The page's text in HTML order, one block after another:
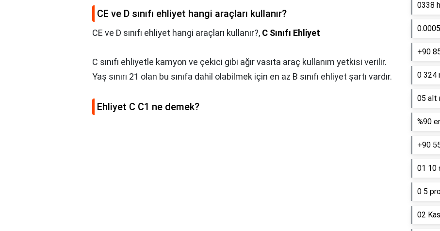
CE ve D sınıfı ehliyet hangi araçları kullanır?
CE ve D sınıfı ehliyet hangi araçları kullanır?, C Sınıfı Ehliyet
C sınıfı ehliyetle kamyon ve çekici gibi ağır vasıta araç kullanım yetkisi verilir.
Yaş sınırı 21 olan bu sınıfa dahil olabilmek için en az B sınıfı ehliyet şartı vardır.
Ehliyet C C1 ne demek?
0338
+90
0 324
05 alt
%90
+90
01 10
0 5
02